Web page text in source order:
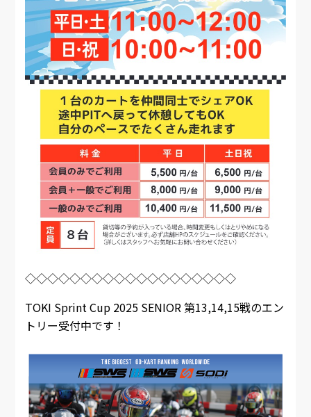
◇◇◇◇◇◇◇◇◇◇◇◇◇◇◇◇◇◇◇
TOKI Sprint Cup 2025 SENIOR 第13,14,15戦のエン
トリー受付中です！